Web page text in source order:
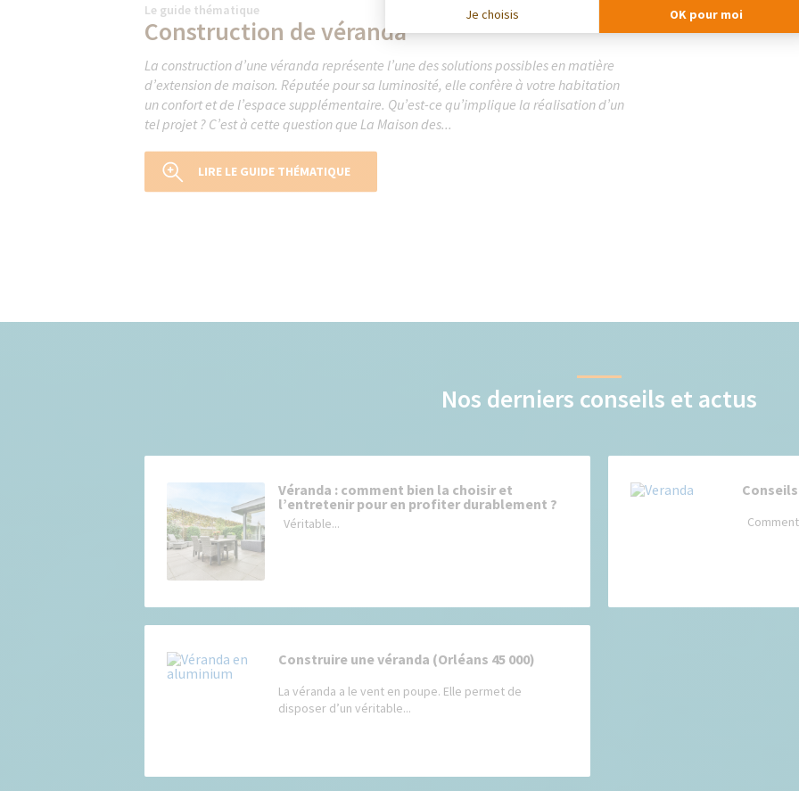
Le guide thématique
Construction de véranda
La construction d’une véranda représente l’une des solutions possibles en matière
d’extension de maison. Réputée pour sa luminosité, elle confère à votre habitation
un confort et de l’espace supplémentaire. Qu’est-ce qu’implique la réalisation d’un
tel projet ? C’est à cette question que La Maison des...
LIRE LE GUIDE THÉMATIQUE
Nos derniers conseils et actus
Véranda : comment bien la choisir et
l’entretenir pour en profiter durablement ?
Véritable...
Construire une véranda (Orléans 45 000)
La véranda a le vent en poupe. Elle permet de
disposer d’un véritable...
Je choisis OK pour moi